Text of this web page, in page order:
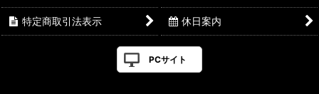
特定商取引法表示 休日案内
PCサイト